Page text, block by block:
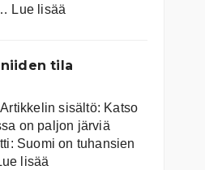
Lue lisää
tila
sisältö: Katso
on pal­jon jär­viä
Suomi on tuhansien
lisää